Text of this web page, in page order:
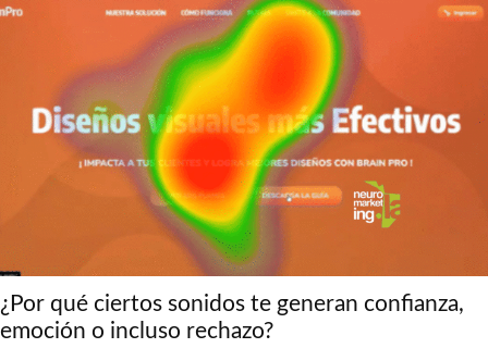
¿Por qué ciertos sonidos te generan confianza,
emoción o incluso rechazo?